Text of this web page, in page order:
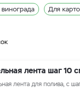
Для
лента шаг 10
лента для полива, с